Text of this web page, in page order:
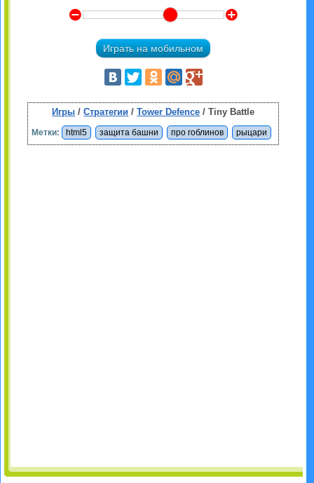
Y Z
Играть на мобильном
Игры /Стратегии /Tower Defence / Tiny Battle
Метки: html5 защита башни про гоблинов рыцари